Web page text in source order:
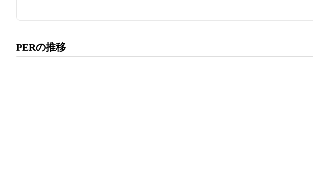
PERの推移
PERの推移にアクセスできます。